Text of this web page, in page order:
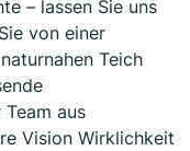
– lassen Sie uns
von einer
Teich
aus
Vision Wirklichkeit